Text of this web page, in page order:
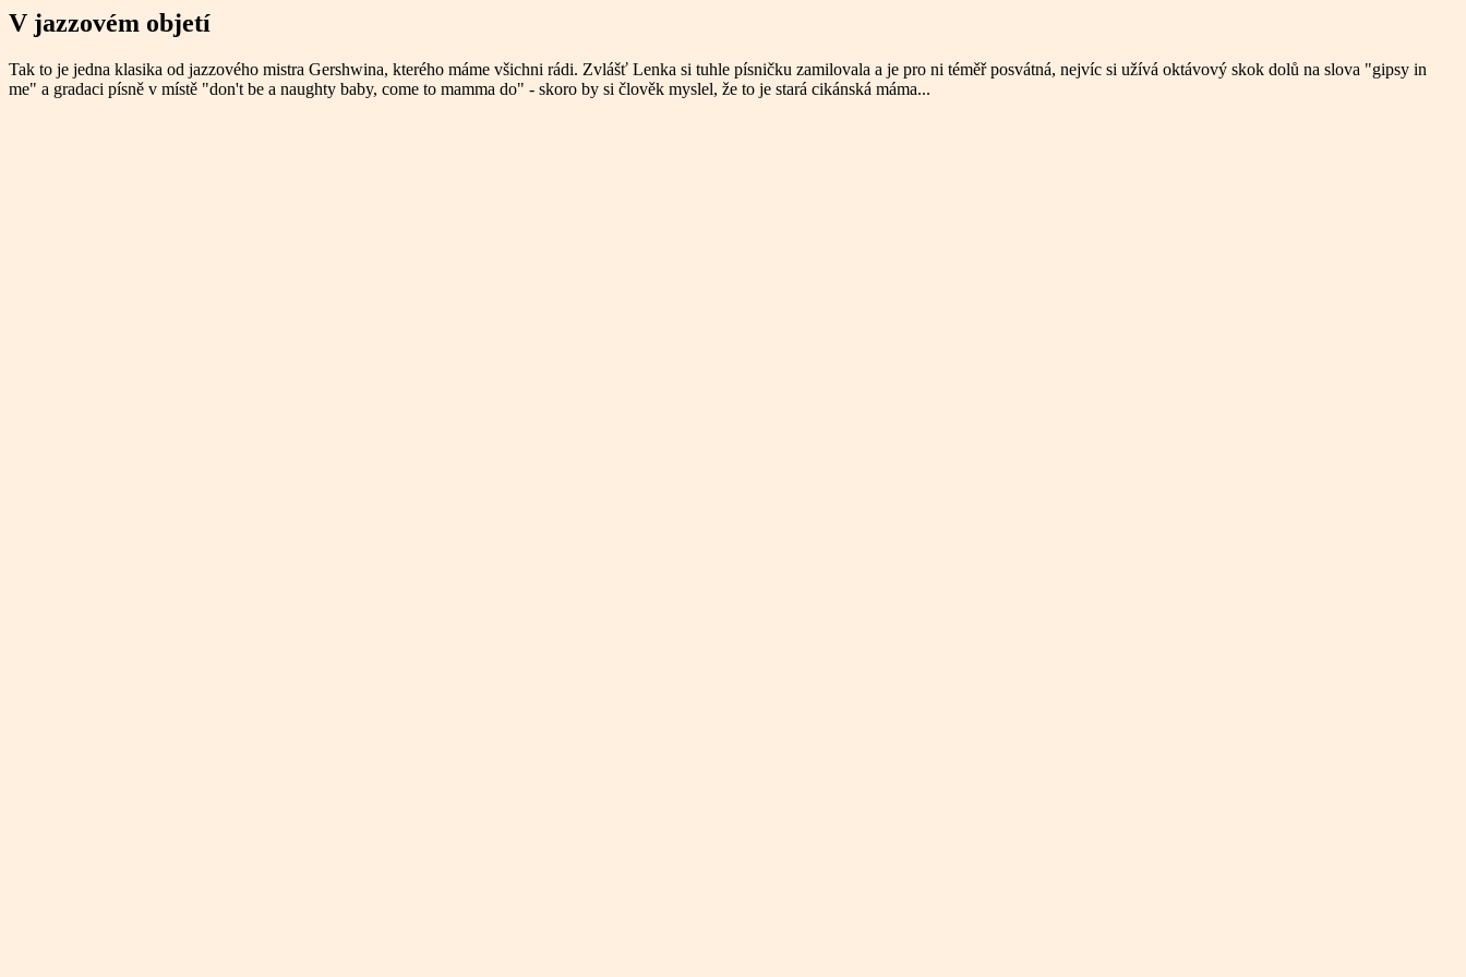
V jazzovém objetí
Tak to je jedna klasika od jazzového mistra Gershwina, kterého máme všichni rádi. Zvlášť Lenka si tuhle písničku zamilovala a je pro ni téměř posvátná, nejvíc si užívá oktávový skok dolů na slova "gipsy in
me" a gradaci písně v místě "don't be a naughty baby, come to mamma do" - skoro by si člověk myslel, že to je stará cikánská máma...